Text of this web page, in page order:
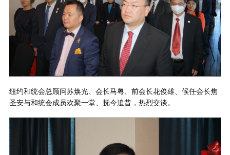
纽约和统会总顾问苏焕光、会长马粤、前会长花俊雄、候任会长焦
圣安与和统会成员欢聚一堂、抚今追昔，热烈交谈。